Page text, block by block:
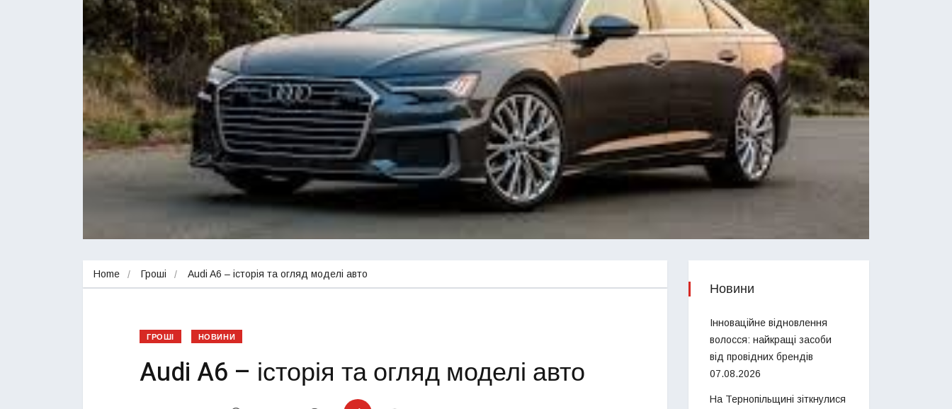
Home Гроші Audi A6 – історія та огляд моделі авто
ГРОШІ НОВИНИ
Audi A6 – історія та огляд моделі авто
Новини
Інноваційне відновлення
волосся: найкращі засоби
від провідних брендів
07.08.2026
На Тернопільщині зіткнулися